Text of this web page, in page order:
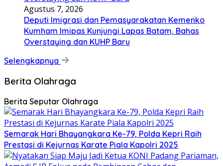
Agustus 7, 2026
Deputi Imigrasi dan Pemasyarakatan Kemenko
Kumham Imipas Kunjungi Lapas Batam, Bahas
Overstaying dan KUHP Baru
Selengkapnya
Berita Olahraga
Berita Seputar Olahraga
Semarak Hari Bhayangkara Ke-79, Polda Kepri Raih
Prestasi di Kejurnas Karate Piala Kapolri 2025